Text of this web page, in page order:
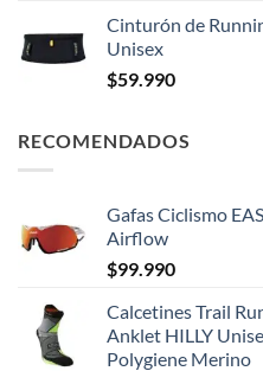
Cinturón de
Unisex
$59.990
RECOMENDADOS
Gafas Ciclismo
Airflow
$99.990
Calcetines Trail
Anklet HILLY
Polygiene Merino